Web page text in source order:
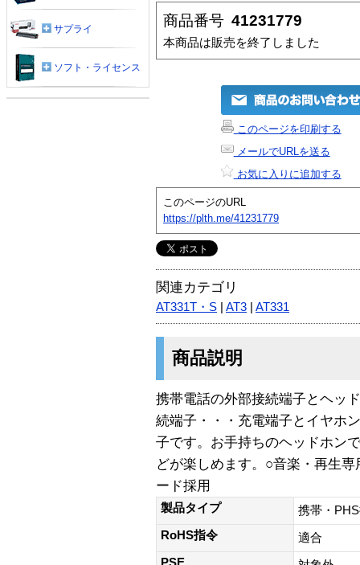
商品番号 41231779
本商品は販売を終了しました
このページを印刷する
メールでURLを送る
お気に入りに追加する
このページのURL
https://plth.me/41231779
関連カテゴリ
AT331T・S AT3 AT331
商品説明
携帯電話の外部接続端子とヘッ
続端子・・・充電端子とイヤホ
子です。お手持ちのヘッドホン
どが楽しめます。○音楽・再生
ード採用
製品タイプ
携帯・
RoHS指令
適合
PSE
サプライ
ソフト・ライセンス